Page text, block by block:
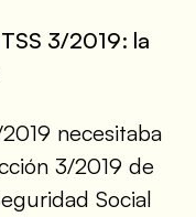
3/2019: la
necesitaba
3/2019 de
Social